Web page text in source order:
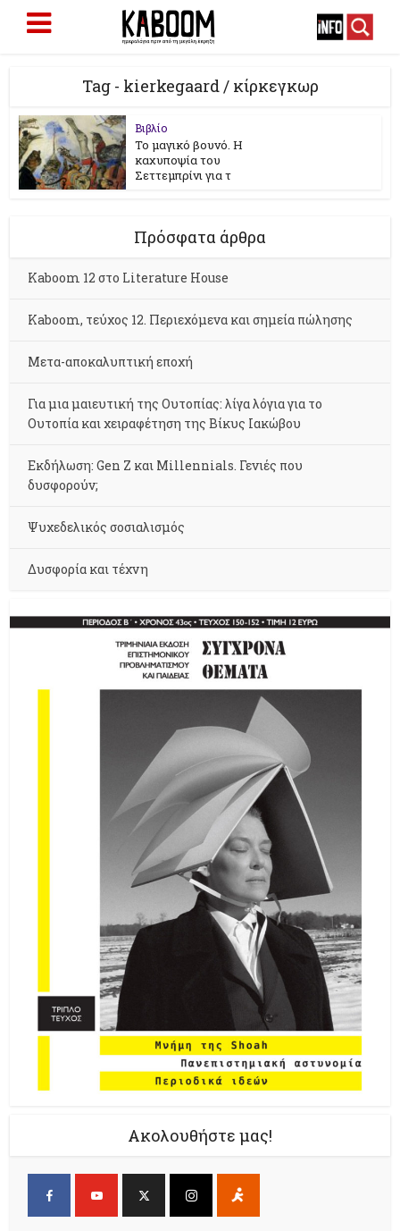
Tag - kierkegaard / κίρκεγκωρ
Βιβλίο
Το μαγικό βουνό. Η
καχυποψία του
Σεττεμπρίνι για τ
Πρόσφατα άρθρα
Kaboom 12 στο Literature House
Kaboom, τεύχος 12. Περιεχόμενα και σημεία πώλησης
Μετα-αποκαλυπτική εποχή
Για μια μαιευτική της Ουτοπίας: λίγα λόγια για το
Ουτοπία και χειραφέτηση της Βίκυς Ιακώβου
Εκδήλωση: Gen Z και Millennials. Γενιές που
δυσφορούν;
Ψυχεδελικός σοσιαλισμός
Δυσφορία και τέχνη
Ακολουθήστε μας!